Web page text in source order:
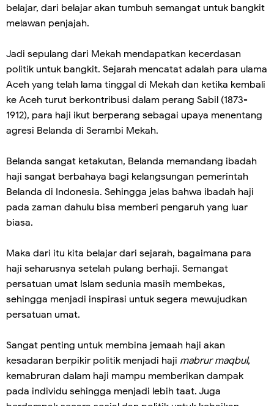
belajar, dari belajar akan tumbuh semangat untuk bangkit
melawan penjajah.
Jadi sepulang dari Mekah mendapatkan kecerdasan
politik untuk bangkit. Sejarah mencatat adalah para ulama
Aceh yang telah lama tinggal di Mekah dan ketika kembali
ke Aceh turut berkontribusi dalam perang Sabil (1873-
1912), para haji ikut berperang sebagai upaya menentang
agresi Belanda di Serambi Mekah.
Belanda sangat ketakutan, Belanda memandang ibadah
haji sangat berbahaya bagi kelangsungan pemerintah
Belanda di Indonesia. Sehingga jelas bahwa ibadah haji
pada zaman dahulu bisa memberi pengaruh yang luar
biasa.
Maka dari itu kita belajar dari sejarah, bagaimana para
haji seharusnya setelah pulang berhaji. Semangat
persatuan umat Islam sedunia masih membekas,
sehingga menjadi inspirasi untuk segera mewujudkan
persatuan umat.
Sangat penting untuk membina jemaah haji akan
kesadaran berpikir politik menjadi haji mabrur maqbul,
kemabruran dalam haji mampu memberikan dampak
pada individu sehingga menjadi lebih taat. Juga